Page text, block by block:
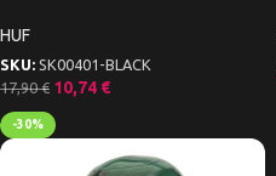
HUF
SKU: SK00401-BLACK
17,90€ 10,74 €
-30%